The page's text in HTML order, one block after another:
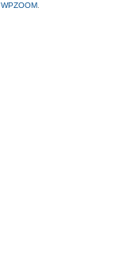
WPZOOM